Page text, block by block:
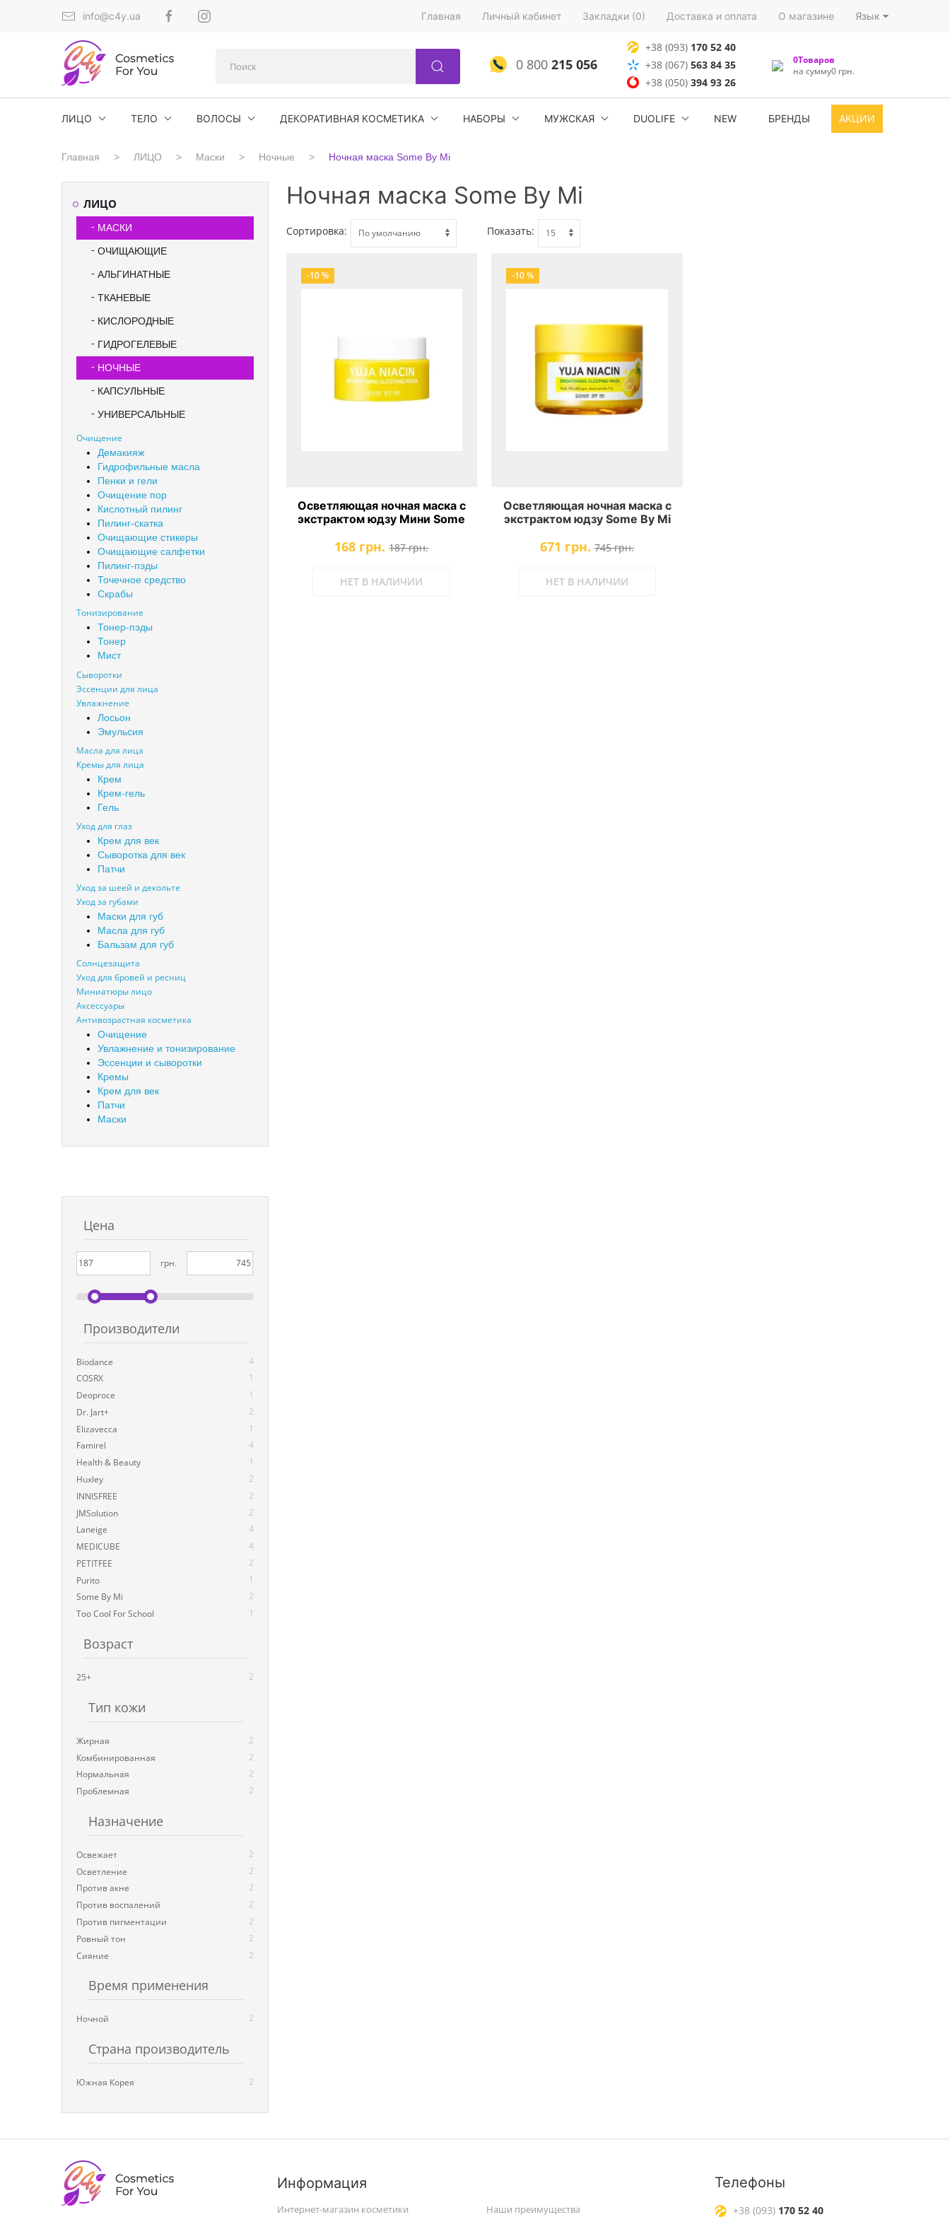
info@c4y.ua Главная Личный кабинет Закладки (0) Доставка и оплата О магазине Язык
0 800215 056
+38 (093) 170 52 40
+38 (067) 563 84 35
+38 (050)394 93 26
0Товаров
на сумму0 грн.
ЛИЦО ТЕЛО ВОЛОСЫ ДЕКОРАТИВНАЯ КОСМЕТИКА НАБОРЫ МУЖСКАЯ DUOLIFE NEW БРЕНДЫ АКЦИИ
Главная ЛИЦО Маски Ночные Ночная маска Some By Mi
ЛИЦО
МАСКИ
ОЧИЩАЮЩИЕ
АЛЬГИНАТНЫЕ
ТКАНЕВЫЕ
КИСЛОРОДНЫЕ
ГИДРОГЕЛЕВЫЕ
НОЧНЫЕ
КАПСУЛЬНЫЕ
УНИВЕРСАЛЬНЫЕ
Очищение
Демакияж
Гидрофильные масла
Пенки и гели
Очищение пор
Кислотный пилинг
Пилинг-скатка
Очищающие стикеры
Очищающие салфетки
Пилинг-пэды
Точечное средство
Скрабы
Тонизирование
Тонер-пэды
Тонер
Мист
Сыворотки
Эссенции для лица
Увлажнение
Лосьон
Эмульсия
Масла для лица
Кремы для лица
Крем
Крем-гель
Гель
Уход для глаз
Крем для век
Сыворотка для век
Патчи
Уход за шеей и декольте
Уход за губами
Маски для губ
Масла для губ
Бальзам для губ
Солнцезащита
Уход для бровей и ресниц
Миниатюры лицо
Аксессуары
Антивозрастная косметика
Очищение
Увлажнение и тонизирование
Эссенции и сыворотки
Кремы
Крем для век
Патчи
Маски
Цена
грн.
Производители
Biodance
4
COSRX
1
Deoproce
1
Dr. Jart+
2
Elizavecca
1
Famirel
4
Health & Beauty
1
Huxley
2
INNISFREE
2
JMSolution
2
Laneige
4
MEDICUBE
4
PETITFEE
2
Purito
1
Some By Mi
2
Too Cool For School
1
Возраст
25+ 2
Тип кожи
Жирная
2
Комбинированная
2
Нормальная
2
Проблемная
2
Назначение
Освежает
2
Осветление
2
Против акне
2
Против воспалений
2
Против пигментации
2
Ровный тон
2
Сияние
2
Время применения
Ночной 2
Страна производитель
Южная Корея 2
Ночная маска Some By Mi
Сортировка: Показать:
-10 %
Осветляющая ночная маска с
экстрактом юдзу Мини Some
By Mi Yuja Niacin Brightening
Sleeping Mask
168 грн. 187 грн.
НЕТ В НАЛИЧИИ
-10 %
Осветляющая ночная маска с
экстрактом юдзу Some By Mi
Yuja Niacin Brightening
Sleeping Mask
671 грн. 745 грн.
НЕТ В НАЛИЧИИ
Информация
Интернет-магазин косметики Наши преимущества
Телефоны
+38 (093) 170 52 40